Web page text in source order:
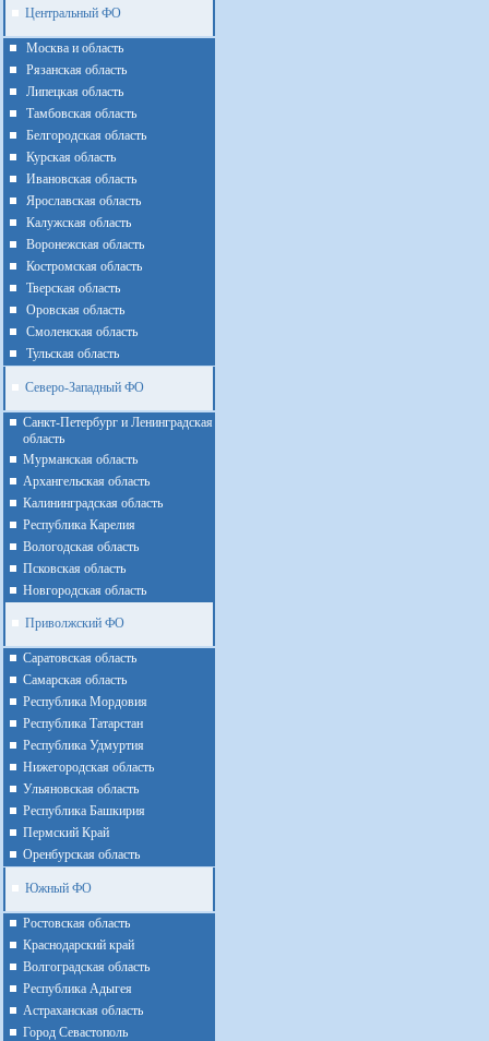
Центральный ФО
Москва и область
Рязанская область
Липецкая область
Тамбовская область
Белгородская область
Курская область
Ивановская область
Ярославская область
Калужская область
Воронежская область
Костромская область
Тверская область
Оровская область
Смоленская область
Тульская область
Северо-Западный ФО
Санкт-Петербург и Ленинградская
область
Мурманская область
Архангельская область
Калининградская область
Республика Карелия
Вологодская область
Псковская область
Новгородская область
Приволжский ФО
Cаратовская область
Cамарская область
Республика Мордовия
Республика Татарстан
Республика Удмуртия
Нижегородская область
Ульяновская область
Республика Башкирия
Пермский Край
Оренбурская область
Южный ФО
Ростовская область
Краснодарский край
Волгоградская область
Республика Адыгея
Астраханская область
Город Севастополь